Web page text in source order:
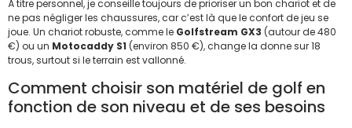
À titre personnel, je conseille toujours de prioriser un bon chariot et de
ne pas négliger les chaussures, car c’est là que le confort de jeu se
joue. Un chariot robuste, comme le Golfstream GX3 (autour de 480
€) ou un Motocaddy S1 (environ 850 €), change la donne sur 18
trous, surtout si le terrain est vallonné.
Comment choisir son matériel de golf en
fonction de son niveau et de ses besoins